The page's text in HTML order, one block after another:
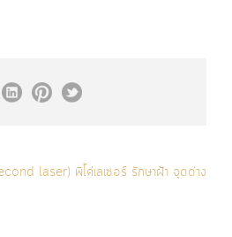
laser) พิโค่เลเซอร์ รักษาฝ้า จุดด่าง